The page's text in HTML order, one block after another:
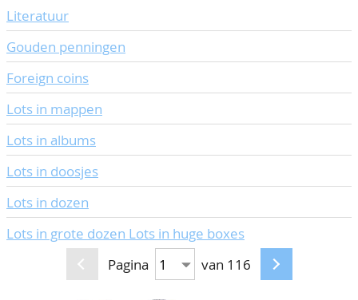
Literatuur
Gouden penningen
Foreign coins
Lots in mappen
Lots in albums
Lots in doosjes
Lots in dozen
Lots in grote dozen Lots in huge boxes
Pagina
van 116